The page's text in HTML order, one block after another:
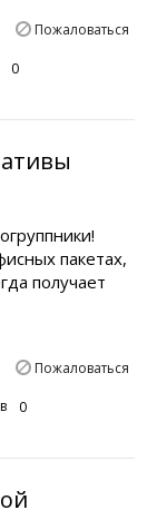
Пожаловаться
0
пакетах,
получает
Пожаловаться
0